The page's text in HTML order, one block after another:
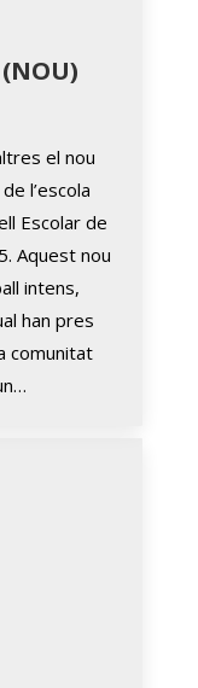
el nou
l’escola
Escolar de
Aquest nou
intens,
han pres
comunitat